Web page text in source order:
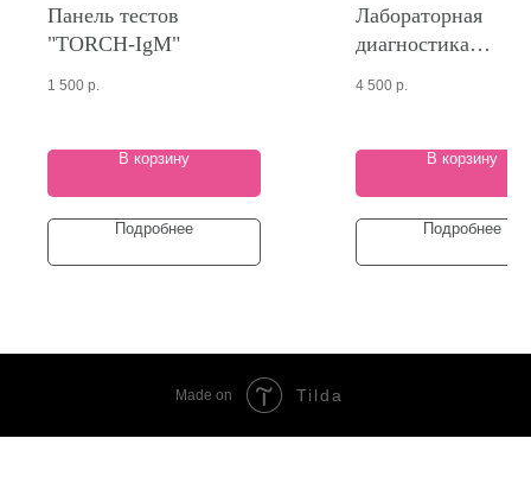
Панель тестов
"TORCH-IgM"
1 500 р.
В корзину
Подробнее
Лабораторная
диагностика
4 500 р.
В корзину
Подробнее
Made on Tilda